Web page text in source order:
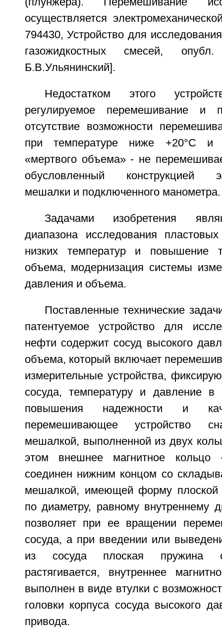
осуществляется
794430, Устройство для
газожидкостных смесей,
Б.В.Ульянинский].
Недостатком этого
регулируемое перемешивание и
отсутствие возможности
при температуре ниже +20°C и
«мертвого объема» - не
обусловленный конструкцией
мешалки и подключенного манометра.
Задачами изобретения
диапазона исследования
низких температур и повышение
объема, модернизация системы
давления и объема.
Поставленные технические
патентуемое устройство для
нефти содержит сосуд высокого
объема, который включает
измерительные устройства,
сосуда, температуру и давление
повышения надежности и
перемешивающее устройство
мешалкой, выполненной из двух
этом внешнее магнитное кольцо
соединен нижним концом со
мешалкой, имеющей форму плоской
по диаметру, равному внутреннему
позволяет при ее вращении
сосуда, а при введении или
из сосуда плоская пружина
растягивается, внутреннее
выполнен в виде втулки с
головки корпуса сосуда высокого
привода.